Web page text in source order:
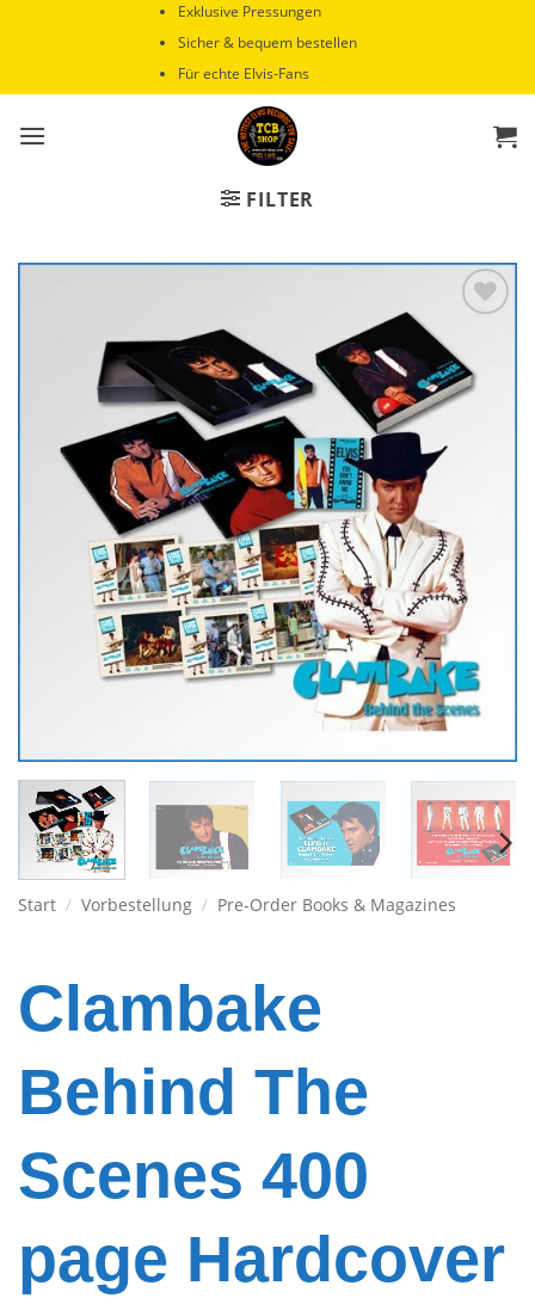
Exklusive Pressungen
Sicher & bequem bestellen
Für echte Elvis-Fans
FILTER
Zur
Wunschliste
hinzufügen
Start / Vorbestellung / Pre-Order Books & Magazines
Clambake
Behind The
Scenes 400
page Hardcover